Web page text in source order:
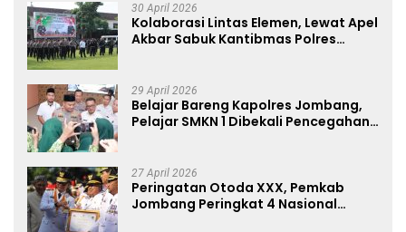
30 April 2026
Kolaborasi Lintas Elemen, Lewat Apel
Akbar Sabuk Kantibmas Polres
29 April 2026
Belajar Bareng Kapolres Jombang,
Pelajar SMKN 1 Dibekali Pencegahan
27 April 2026
Peringatan Otoda XXX, Pemkab
Jombang Peringkat 4 Nasional